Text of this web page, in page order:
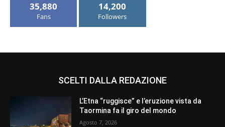
35,880
Fans
14,200
Followers
SCELTI DALLA REDAZIONE
L’Etna “ruggisce” e l’eruzione vista da
Taormina fa il giro del mondo
Agosto 7, 2026